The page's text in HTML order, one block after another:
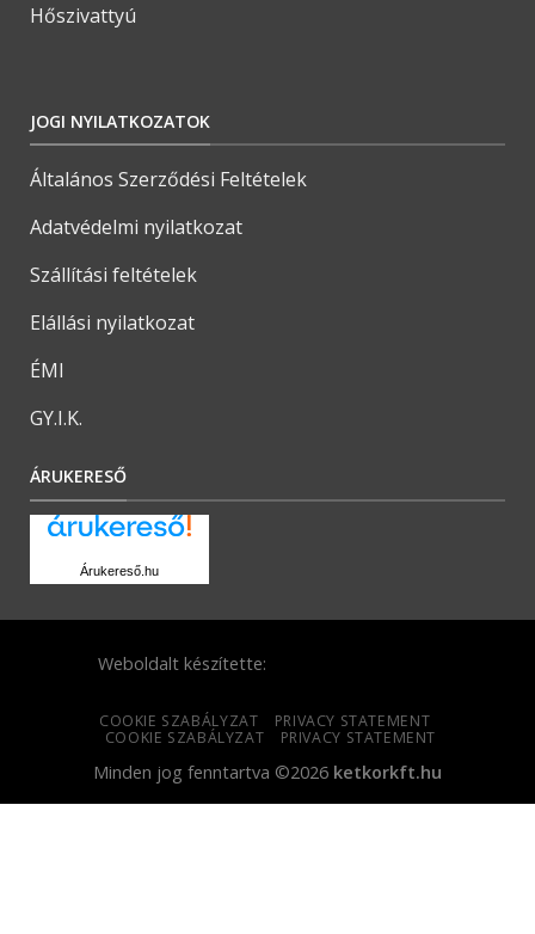
Hőszivattyú
JOGI NYILATKOZATOK
Általános Szerződési Feltételek
Adatvédelmi nyilatkozat
Szállítási feltételek
Elállási nyilatkozat
ÉMI
GY.I.K.
ÁRUKERESŐ
Árukereső.hu
Weboldalt készítette:
COOKIE SZABÁLYZAT
PRIVACY STATEMENT
COOKIE SZABÁLYZAT
PRIVACY STATEMENT
Minden jog fenntartva ©2026 ketkorkft.hu